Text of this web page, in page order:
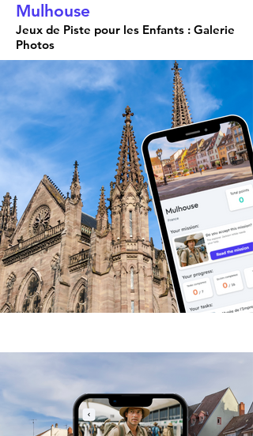
Mulhouse
Jeux de Piste pour les Enfants : Galerie
Photos